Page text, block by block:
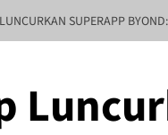
SUPERAPP